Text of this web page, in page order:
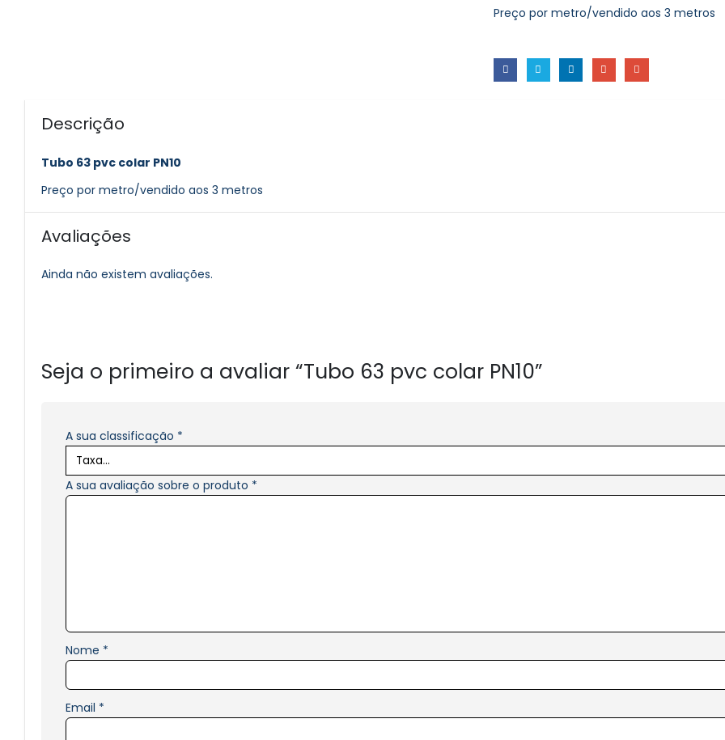
Preço por metro/vendido aos 3 metros
Descrição
Tubo 63 pvc colar PN10
Preço por metro/vendido aos 3 metros
Avaliações
Ainda não existem avaliações.
Seja o primeiro a avaliar “Tubo 63 pvc colar PN10”
A sua classificação *
A sua avaliação sobre o produto *
Nome *
Email *